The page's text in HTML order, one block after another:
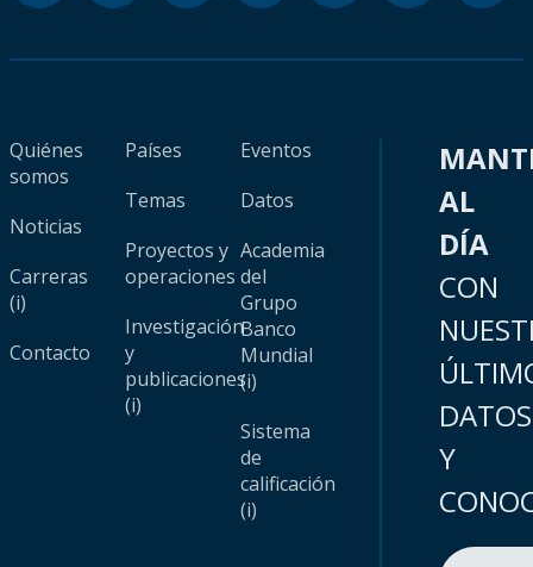
Quiénes
somos
Noticias
Carreras
(i)
Contacto
Países
Temas
Proyectos y
operaciones
Investigación
y
publicaciones
(i)
Eventos
Datos
Academia
del
Grupo
Banco
Mundial
(i)
Sistema
de
calificación
(i)
AL
DÍA
CON
DATOS
Y